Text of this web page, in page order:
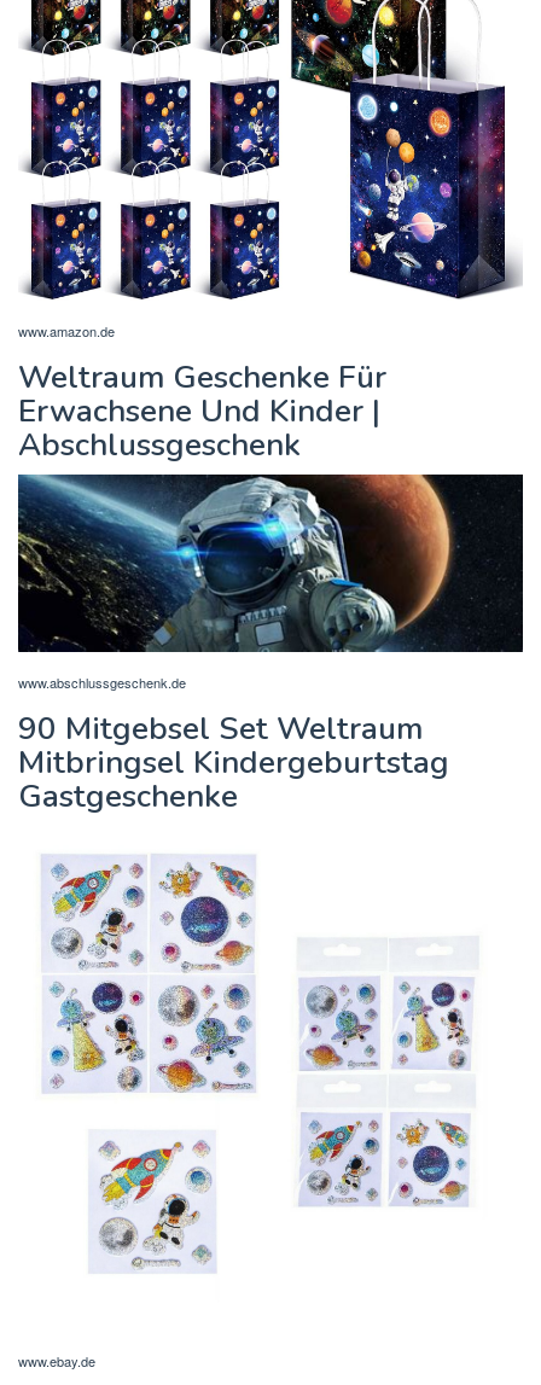
www.amazon.de
Weltraum Geschenke Für
Erwachsene Und Kinder |
Abschlussgeschenk
www.abschlussgeschenk.de
90 Mitgebsel Set Weltraum
Mitbringsel Kindergeburtstag
Gastgeschenke
www.ebay.de